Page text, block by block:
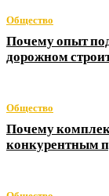
Общество
Почему опыт
дорожном
Общество
Почему
конкурентным